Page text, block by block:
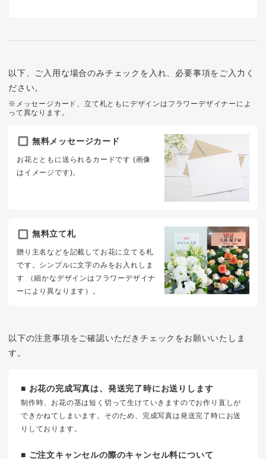
以下、ご入用な場合のみチェックを入れ、必要事項をご入力く
ださい。
※メッセージカード、立て札ともにデザインはフラワーデザイナーによ
って異なります。
無料メッセージカード
お花とともに送られるカードです (画像
はイメージです)。
無料立て札
贈り主名などを記載してお花に立てる札
です。シンプルに文字のみをお入れしま
す （細かなデザインはフラワーデザイナ
ーにより異なります）。
以下の注意事項をご確認いただきチェックをお願いいたしま
す。
■ お花の完成写真は、発送完了時にお送りします
制作時、お花の茎は短く切って生けていきますのでお作り直しが
できかねてしまいます。そのため、完成写真は発送完了時にお送
りしております。
■ ご注文キャンセルの際のキャンセル料について